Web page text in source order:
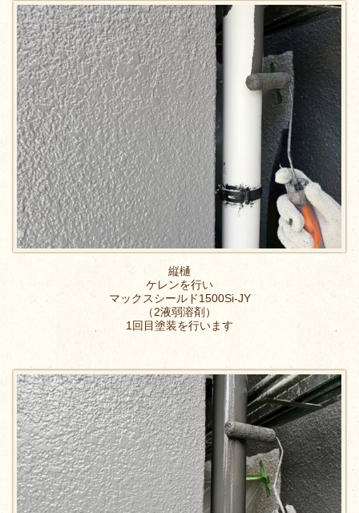
縦樋
ケレンを行い
マックスシールド1500Si-JY
（2液弱溶剤）
1回目塗装を行います